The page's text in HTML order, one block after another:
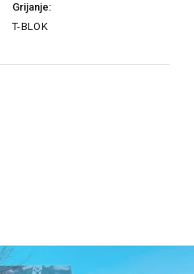
Grijanje:
T-BLOK